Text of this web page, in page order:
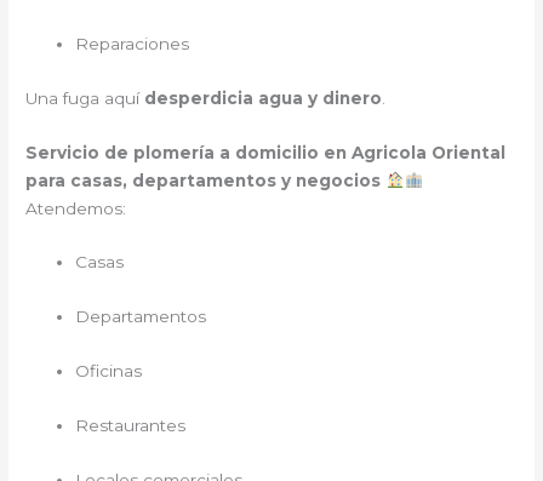
Reparaciones
Una fuga aquí desperdicia agua y dinero
Servicio de plomería a domicilio en Agricola Oriental
para casas, departamentos y negocios
Atendemos:
Casas
Departamentos
Oficinas
Restaurantes